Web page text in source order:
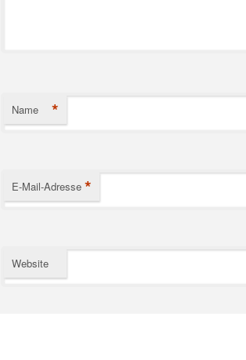
Name *
E-Mail-Adresse *
Website